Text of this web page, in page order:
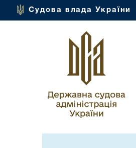
Судова влада України